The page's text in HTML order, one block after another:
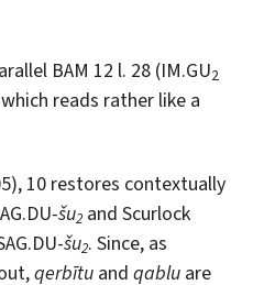
BAM 12 l. 28 (IM.GU2
reads rather like a
10 restores contextually
šu2 and Scurlock
šu2. Since, as
qerbītu andqablu are